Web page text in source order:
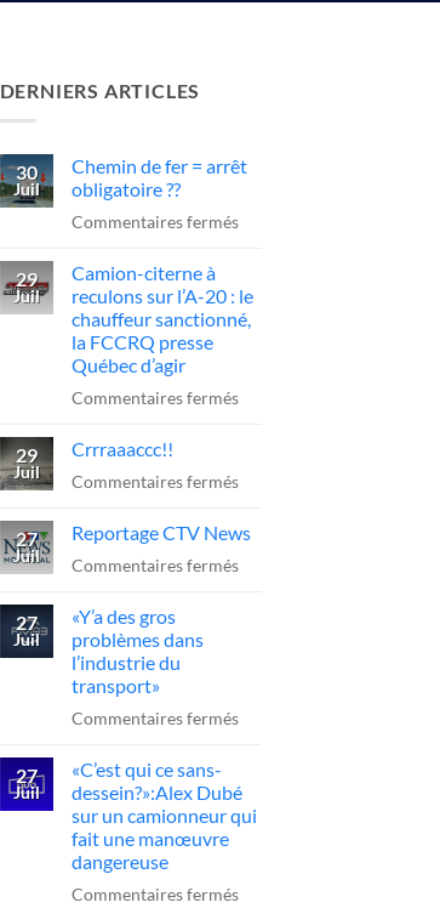
DERNIERS ARTICLES
30
Juil
Chemin de fer = arrêt
obligatoire ??
Commentaires ferméssur
fer
=
29
Juil
Camion-citerne à
reculons sur l’A-20 : le
chauffeur sanctionné,
la FCCRQ presse
Québec d’agir
Commentaires ferméssur
à
sur
l’A-
la
presse
Québec
29
Juil
Crrraaaccc!!
Commentaires ferméssur
27
Juil
Reportage CTV News
Commentaires ferméssur
27
Juil
«Y’a des gros
problèmes dans
l’industrie du
transport»
Commentaires ferméssur
gros
problèmes
27
Juil
«C’est qui ce sans-
dessein?»:Alex Dubé
sur un camionneur qui
fait une manœuvre
dangereuse
Commentaires ferméssur